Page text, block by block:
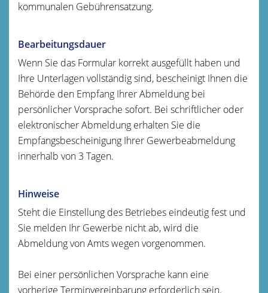
kommunalen Gebührensatzung.
Bearbeitungsdauer
Wenn Sie das Formular korrekt ausgefüllt haben und
Ihre Unterlagen vollständig sind, bescheinigt Ihnen die
Behörde den Empfang Ihrer Abmeldung bei
persönlicher Vorsprache sofort. Bei schriftlicher oder
elektronischer Abmeldung erhalten Sie die
Empfangsbescheinigung Ihrer Gewerbeabmeldung
innerhalb von 3 Tagen.
Hinweise
Steht die Einstellung des Betriebes eindeutig fest und
Sie melden Ihr Gewerbe nicht ab, wird die
Abmeldung von Amts wegen vorgenommen.
Bei einer persönlichen Vorsprache kann eine
vorherige Terminvereinbarung erforderlich sein.